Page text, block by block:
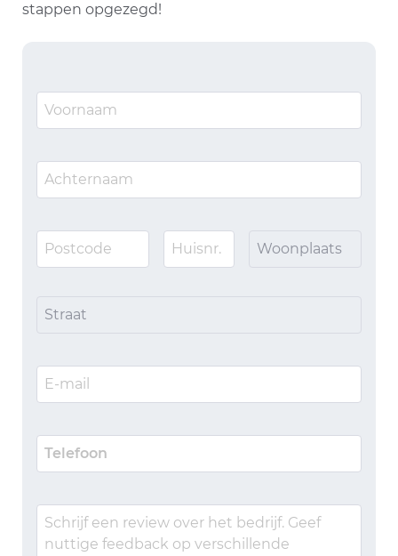
stappen opgezegd!
Woonplaats
Straat